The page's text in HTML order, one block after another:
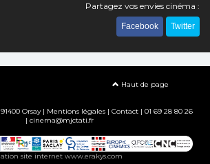
Partagez vos envies cinéma :
Facebook Twitter
Haut de page
Orsay | Mentions légales| Contact| 01 69 28 80 26
| cinema@mjctati.fr
site internet www.erakys.com